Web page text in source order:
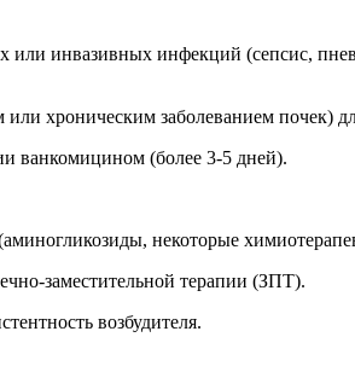
инвазивных инфекций (сепсис,
хроническим заболеванием почек)
ванкомицином (более 3-5 дней).
некоторые
заместительной терапии (ЗПТ).
возбудителя.